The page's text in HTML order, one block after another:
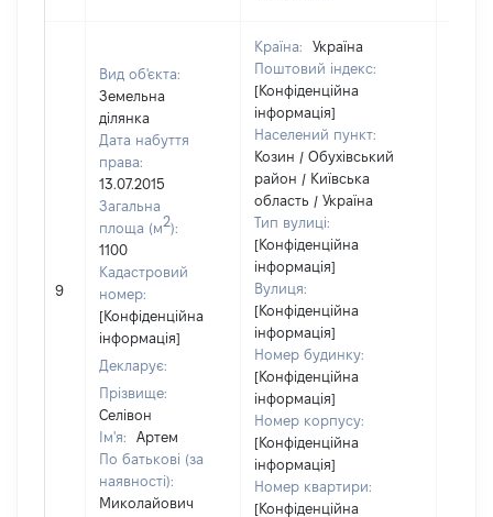
9
Вид об'єкта:
Земельна
ділянка
Дата набуття
права:
13.07.2015
Загальна
площа (м2):
1100
Кадастровий
номер:
[Конфіденційна
інформація]
Декларує:
Прізвище:
Селівон
Ім'я:
Артем
По батькові (за
наявності):
Миколайович
Країна:
Україна
Поштовий індекс:
[Конфіденційна
інформація]
Населений пункт:
Козин / Обухівський
район / Київська
область / Україна
Тип вулиці:
[Конфіденційна
інформація]
Вулиця:
[Конфіденційна
інформація]
Номер будинку:
[Конфіденційна
інформація]
Номер корпусу:
[Конфіденційна
інформація]
Номер квартири:
[Конфіденційна